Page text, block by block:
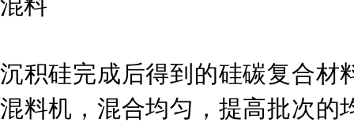
沉积硅完成后得到的硅碳复合材
混料机，混合均匀，提高批次的